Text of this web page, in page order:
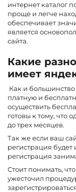
интернет каталог
проще и легче
обеспечивает
является
сайта.
Какие
имеет
Как и большинство
платную и
осуществить
готовы к тому, что
до трех месяцев.
Так же если ваш
регистрация
регистрация
Стоит понимать,
ужесточил